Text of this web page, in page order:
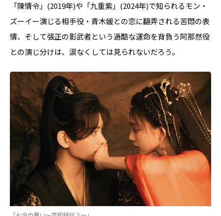
「陳情令」(2019年)や「九重紫」(2024年)で知られるモン・
ズーイー演じる相手役・青木媛との恋に翻弄される苦悶の表
情、そして張正の影武者という過酷な運命を背負う阿那然役
との演じ分けは、涙なくしては見られないだろう。